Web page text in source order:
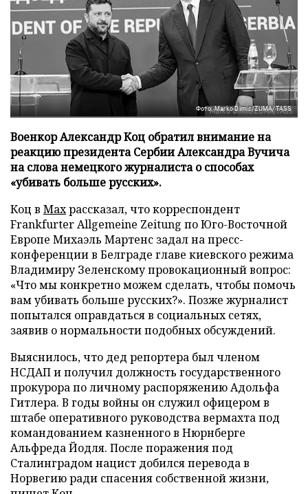
Фото: Marko Dimic/ZUMA/TASS
Военкор Александр Коц обратил внимание на
реакцию президента Сербии Александра Вучича
на слова немецкого журналиста о способах
«убивать больше русских».
Коц в Махрассказал, что корреспондент
Frankfurter Allgemeine Zeitung по Юго-Восточной
Европе Михаэль Мартенс задал на пресс-
конференции в Белграде главе киевского режима
Владимиру Зеленскому провокационный вопрос:
«Что мы конкретно можем сделать, чтобы помочь
вам убивать больше русских?». Позже журналист
попытался оправдаться в социальных сетях,
заявив о нормальности подобных обсуждений.
Выяснилось, что дед репортера был членом
НСДАП и получил должность государственного
прокурора по личному распоряжению Адольфа
Гитлера. В годы войны он служил офицером в
штабе оперативного руководства вермахта под
командованием казненного в Нюрнберге
Альфреда Йодля. После поражения под
Сталинградом нацист добился перевода в
Норвегию ради спасения собственной жизни,